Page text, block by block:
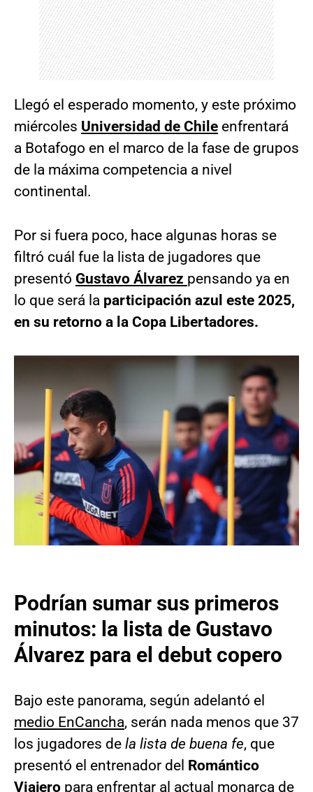
Llegó el esperado momento, y este próximo
miércoles Universidad de Chile enfrentará
a Botafogo en el marco de la fase de grupos
de la máxima competencia a nivel
continental.
Por si fuera poco, hace algunas horas se
filtró cuál fue la lista de jugadores que
presentó Gustavo Álvarez pensando ya en
lo que será la participación azul este 2025,
en su retorno a la Copa Libertadores.
Podrían sumar sus primeros
minutos: la lista de Gustavo
Álvarez para el debut copero
Bajo este panorama, según adelantó el
medio EnCancha, serán nada menos que 37
los jugadores de la lista de buena fe, que
presentó el entrenador del Romántico
Viajero para enfrentar al actual monarca de